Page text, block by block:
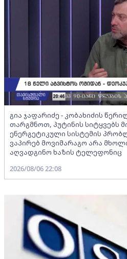
გია ჯაფარიძე - კობახიძის
თარგმნოთ, პუტინის სიტყვებს
ენერგეტიკული სისტემის
ვაპირებ მოვიმარაგო არა
აღვადგინო ხაზის ტელეფონიც
2026/08/06 22:08